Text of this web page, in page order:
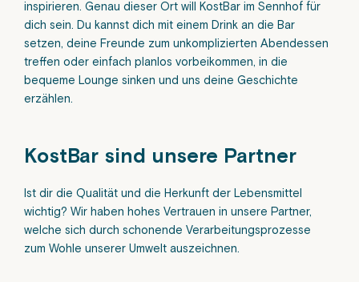
inspirieren. Genau dieser Ort will KostBar im Sennhof für
dich sein. Du kannst dich mit einem Drink an die Bar
setzen, deine Freunde zum unkomplizierten Abendessen
treffen oder einfach planlos vorbeikommen, in die
bequeme Lounge sinken und uns deine Geschichte
erzählen.
KostBar sind unsere Partner
Ist dir die Qualität und die Herkunft der Lebensmittel
wichtig? Wir haben hohes Vertrauen in unsere Partner,
welche sich durch schonende Verarbeitungsprozesse
zum Wohle unserer Umwelt auszeichnen.